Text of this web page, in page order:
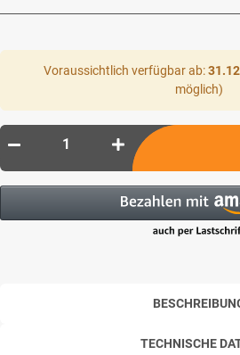
Voraussichtlich verfügbar ab:
möglich)
TECHNISCHE